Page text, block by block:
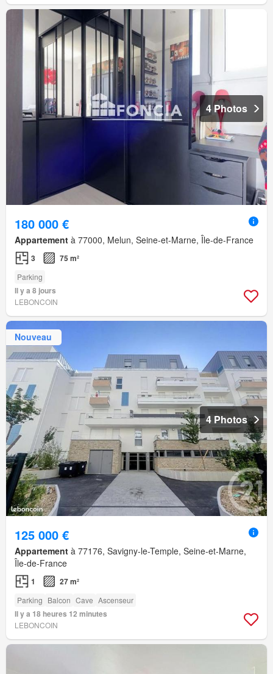
4 Photos
180 000 €
Appartement à 77000, Melun, Seine-et-Marne, Île-de-France
3 75 m²
Parking
Il y a 8 jours
LEBONCOIN
Nouveau
4 Photos
125 000 €
Appartement à 77176, Savigny-le-Temple, Seine-et-Marne,
Île-de-France
1 27 m²
Parking Balcon Cave Ascenseur
Il y a 18 heures 12 minutes
LEBONCOIN